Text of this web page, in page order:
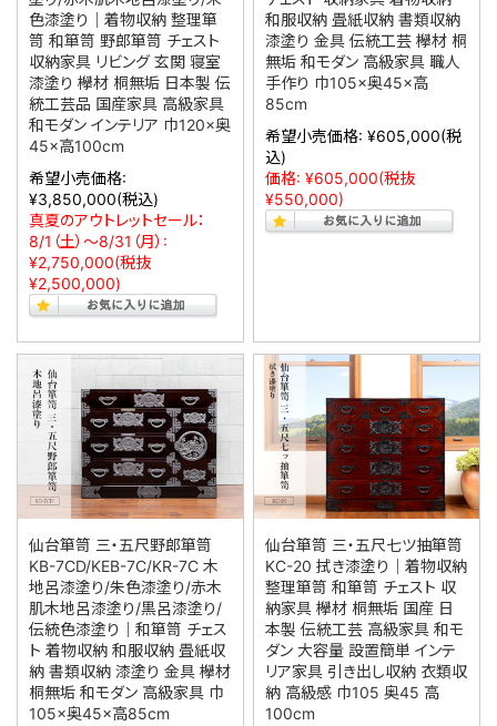
色漆塗り｜着物収納 整理箪
笥 和箪笥 野郎箪笥 チェスト
収納家具 リビング 玄関 寝室
漆塗り 欅材 桐無垢 日本製 伝
統工芸品 国産家具 高級家具
和モダン インテリア 巾120×奥
45×高100cm
希望小売価格:
¥3,850,000(税込)
真夏のアウトレットセール：
8/1（土）～8/31（月）:
¥2,750,000(税抜
¥2,500,000)
和服収納 畳紙収納 書類収納
漆塗り 金具 伝統工芸 欅材 桐
無垢 和モダン 高級家具 職人
手作り 巾105×奥45×高
85cm
希望小売価格: ¥605,000(税
込)
価格: ¥605,000(税抜
¥550,000)
仙台箪笥 三・五尺野郎箪笥
KB-7CD/KEB-7C/KR-7C 木
地呂漆塗り/朱色漆塗り/赤木
肌木地呂漆塗り/黒呂漆塗り/
伝統色漆塗り｜和箪笥 チェス
ト 着物収納 和服収納 畳紙収
納 書類収納 漆塗り 金具 欅材
桐無垢 和モダン 高級家具 巾
105×奥45×高85cm
仙台箪笥 三・五尺七ツ抽箪笥
KC-20 拭き漆塗り｜着物収納
整理箪笥 和箪笥 チェスト 収
納家具 欅材 桐無垢 国産 日
本製 伝統工芸 高級家具 和モ
ダン 大容量 設置簡単 インテ
リア家具 引き出し収納 衣類収
納 高級感 巾105 奥45 高
100cm